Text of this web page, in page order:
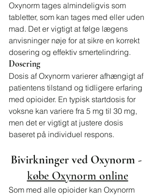
Oxynorm tages almindeligvis som
tabletter, som kan tages med eller uden
mad. Det er vigtigt at følge lægens
anvisninger nøje for at sikre en korrekt
dosering og effektiv smertelindring.
Dosering
Dosis af Oxynorm varierer afhængigt af
patientens tilstand og tidligere erfaring
med opioider. En typisk startdosis for
voksne kan variere fra 5 mg til 30 mg,
men det er vigtigt at justere dosis
baseret på individuel respons.
Bivirkninger ved Oxynorm -
købe Oxynorm online
Som med alle opioider kan Oxynorm